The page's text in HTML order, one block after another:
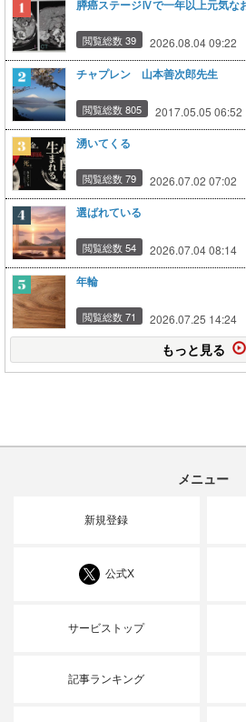
膵癌ステージⅣで一年以上元気な
閲覧総数 39 2026.08.04 09:22
チャプレン 山本善次郎先生
閲覧総数 805 2017.05.05 06:52
湧いてくる
閲覧総数 79 2026.07.02 07:02
選ばれている
閲覧総数 54 2026.07.04 08:14
年輪
閲覧総数 71 2026.07.25 14:24
もっと見る
メニュー
新規登録
公式X
サービストップ
記事ランキング